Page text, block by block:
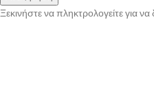
Ξεκινήστε να πληκτρολογείτε για